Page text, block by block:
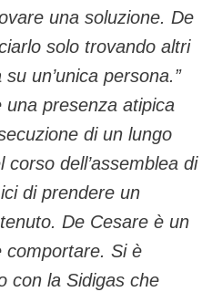
una soluzione. De
solo trovando altri
un’unica persona.”
una presenza atipica
di un lungo
dell’assemblea di
di prendere un
De Cesare è un
comportare. Si è
con la Sidigas che